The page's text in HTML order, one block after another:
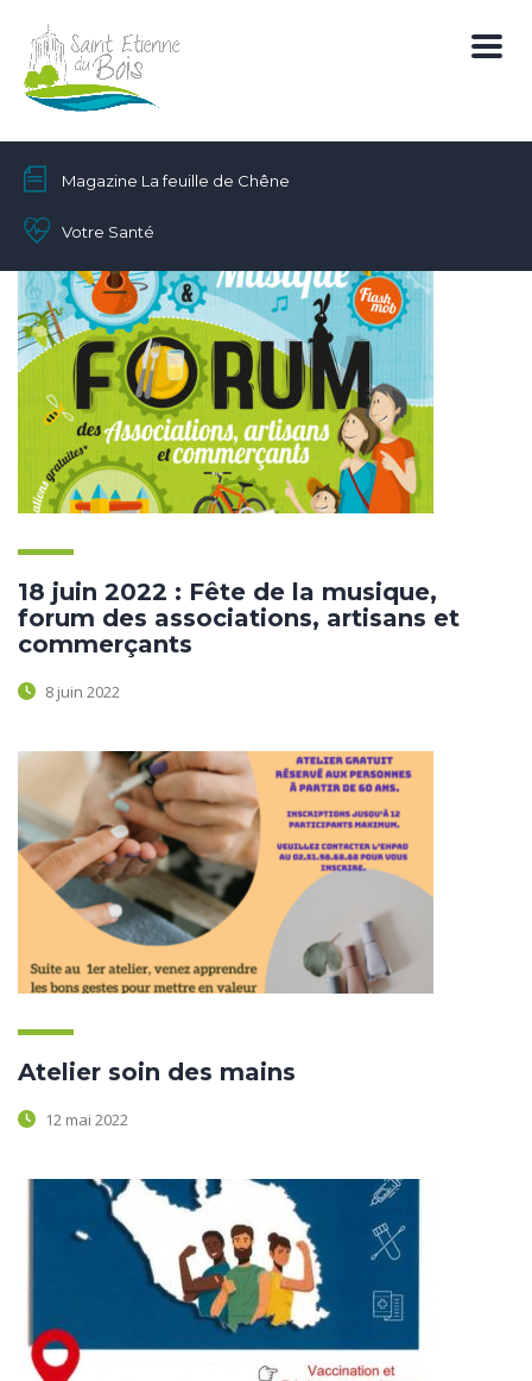
Magazine La feuille de Chêne
Votre Santé
18 juin 2022 : Fête de la musique,
forum des associations, artisans et
commerçants
8 juin 2022
Atelier soin des mains
12 mai 2022